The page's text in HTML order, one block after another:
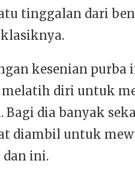
tinggalan dari
kesenian purba
diri untuk
Bagi dia banyak
diambil untuk
ini.